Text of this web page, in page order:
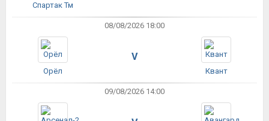
Спартак Тм
08/08/2026 18:00
Орёл
V
Квант
09/08/2026 14:00